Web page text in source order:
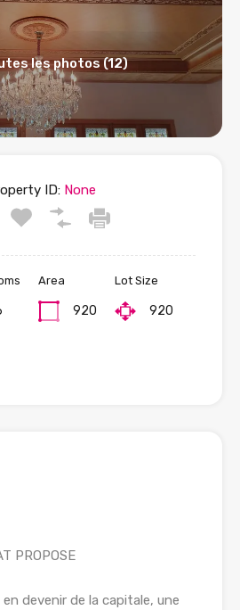
les photos (12)
ID:None
Area
920
Lot Size
920
PROPOSE
devenir de la capitale, une